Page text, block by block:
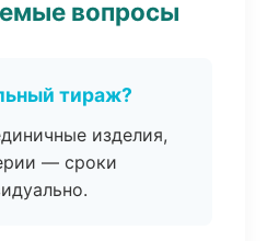
вопросы
тираж?
изделия,
— сроки